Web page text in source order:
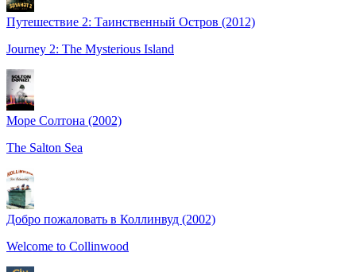
Путешествие 2: Таинственный Остров (2012)
Journey 2: The Mysterious Island
Море Солтона (2002)
The Salton Sea
Добро пожаловать в Коллинвуд (2002)
Welcome to Collinwood